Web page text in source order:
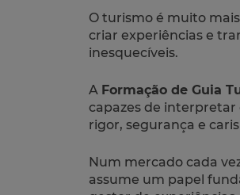
O turismo é muito
criar experiências e
inesquecíveis.
A Formação de Guia
capazes de
rigor, segurança e
Num mercado cada
assume um papel